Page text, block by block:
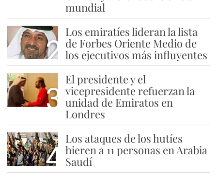
mundial
2
Los emiratíes lideran la lista
de Forbes Oriente Medio de
los ejecutivos más influyentes
3
El presidente y el
vicepresidente refuerzan la
unidad de Emiratos en
Londres
4
Los ataques de los hutíes
hieren a 11 personas en Arabia
Saudí